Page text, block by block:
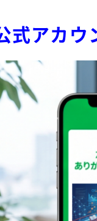
式アカ